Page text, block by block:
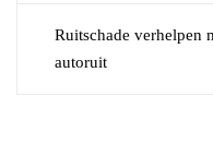
Ruitschade verhelpen
autoruit